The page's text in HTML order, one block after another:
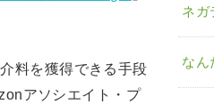
料を獲得できる手段
アソシエイト・プ
ネガ
なん